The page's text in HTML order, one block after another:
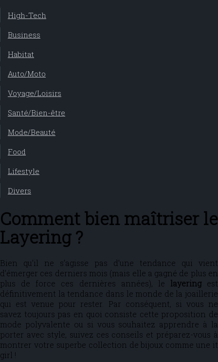
High-Tech
Business
Habitat
Auto/Moto
Voyage/Loisirs
Santé/Bien-être
Mode/Beauté
Food
Lifestyle
Divers
Comment bien maîtriser le
Layering ?
Bien qu’il ne s’agisse pas d’une tendance qui vient
d’émerger ces derniers mois (mais elle a gagné de plus en
plus de force ces dernières années), le layeringest
définitivement la tendance dans le monde de la joaillerie
qui est venue pour rester. Par conséquent, si vous ne
savez toujours pas en quoi consiste cette proposition de
mode polyvalente ou si vous souhaitez apprendre à la
porter avec style, suivez ces conseils et préparez-vous à
montrer votre superbe collection de bijoux comme une it
girl !